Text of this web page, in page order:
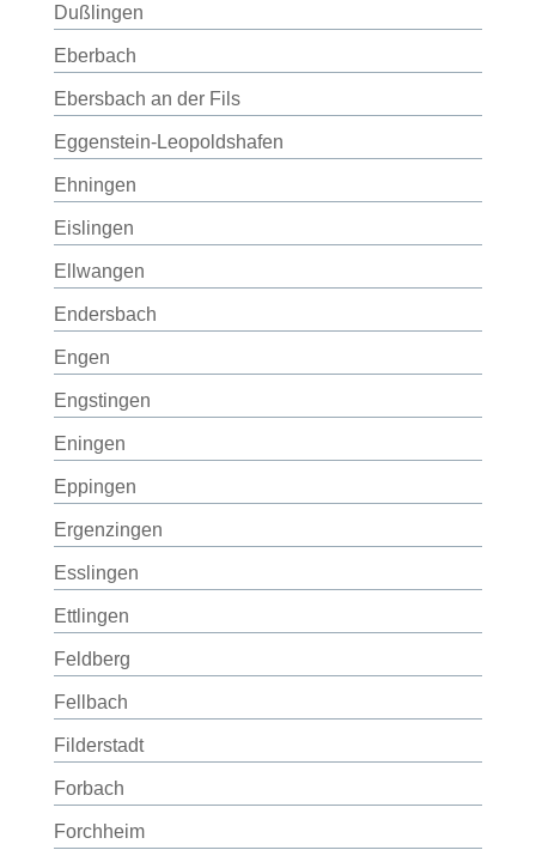
Dußlingen
Eberbach
Ebersbach an der Fils
Eggenstein-Leopoldshafen
Ehningen
Eislingen
Ellwangen
Endersbach
Engen
Engstingen
Eningen
Eppingen
Ergenzingen
Esslingen
Ettlingen
Feldberg
Fellbach
Filderstadt
Forbach
Forchheim